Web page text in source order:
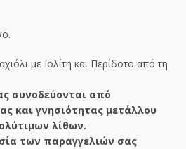
με Ιολίτη και Περίδοτο από τη
συνοδεύονται από
και γνησιότητας μετάλλου
λίθων.
των παραγγελιών σας